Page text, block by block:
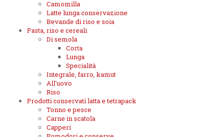
Camomilla
Latte lunga conservazione
Bevande di riso e soia
Pasta, riso e cereali
Di semola
Corta
Lunga
Specialità
Integrale, farro, kamut
All'uovo
Riso
Prodotti conservati latta e tetrapack
Tonno e pesce
Carne in scatola
Capperi